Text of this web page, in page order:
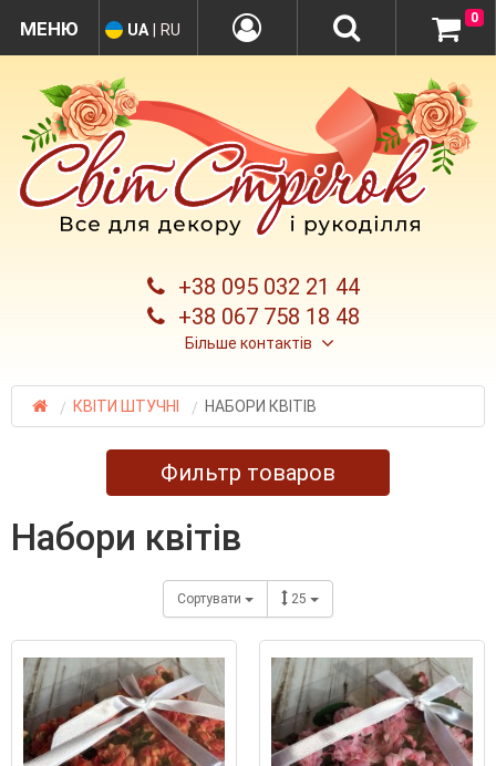
+38 095 032 21 44
+38 067 758 18 48
Більше контактів
UA RU
0
КВІТИ ШТУЧНІ НАБОРИ КВІТІВ
Фильтр товаров
набори квітів
Сортувати 25